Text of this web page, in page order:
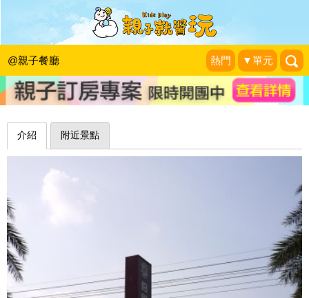
@親子餐廳 熱門 ▼單元
在宜蘭玩乾淨沙灘：伯朗咖啡館(頭城
海景咖啡館)
走走停停,小燈泡在旅行|2013-12-14
介紹 附近景點